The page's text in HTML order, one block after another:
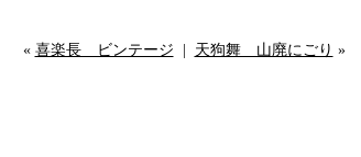
« 喜楽長 ビンテージ 天狗舞 山廃にごり »